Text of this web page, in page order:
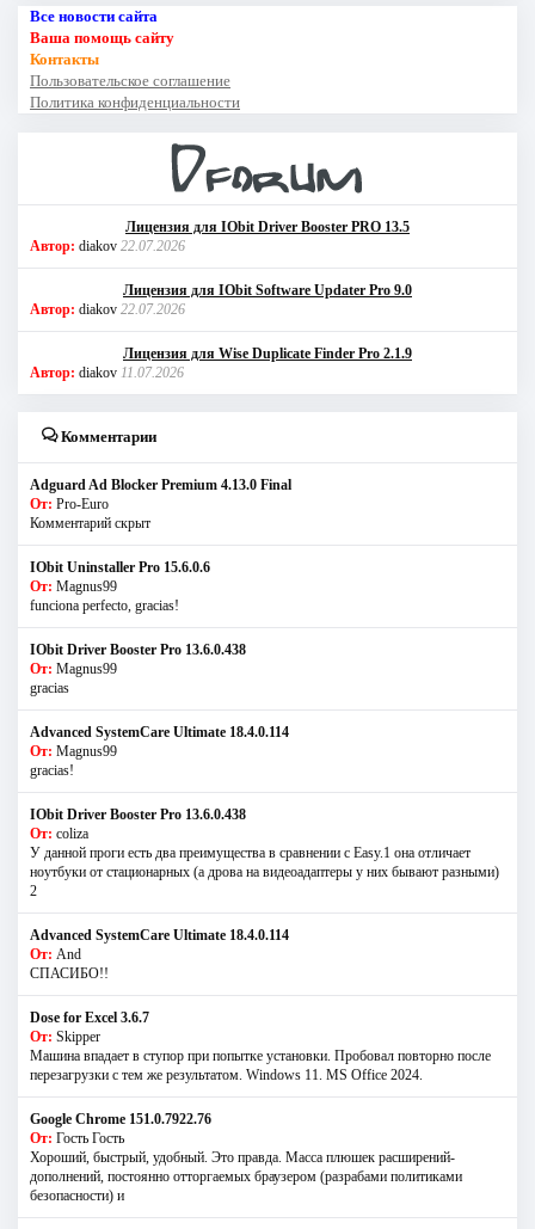
Все новости сайта
Ваша помощь сайту
Контакты
Пользовательское соглашение
Политика конфиденциальности
Лицензия для IObit Driver Booster PRO 13.5
Автор: diakov 22.07.2026
Лицензия для IObit Software Updater Pro 9.0
Автор: diakov 22.07.2026
Лицензия для Wise Duplicate Finder Pro 2.1.9
Автор: diakov 11.07.2026
Комментарии
Adguard Ad Blocker Premium 4.13.0 Final
От: Pro-Euro
Комментарий скрыт
IObit Uninstaller Pro 15.6.0.6
От: Magnus99
funciona perfecto, gracias!
IObit Driver Booster Pro 13.6.0.438
От: Magnus99
gracias
Advanced SystemCare Ultimate 18.4.0.114
От: Magnus99
gracias!
IObit Driver Booster Pro 13.6.0.438
От: coliza
У данной проги есть два преимущества в сравнении с Easy.1 она отличает
ноутбуки от стационарных (а дрова на видеоадаптеры у них бывают разными)
2
Advanced SystemCare Ultimate 18.4.0.114
От: And
СПАСИБО!!
Dose for Excel 3.6.7
От: Skipper
Машина впадает в ступор при попытке установки. Пробовал повторно после
перезагрузки с тем же результатом. Windows 11. MS Offiсe 2024.
Google Chrome 151.0.7922.76
От: Гость Гость
Хороший, быстрый, удобный. Это правда. Масса плюшек расширений-
дополнений, постоянно отторгаемых браузером (разрабами политиками
безопасности) и